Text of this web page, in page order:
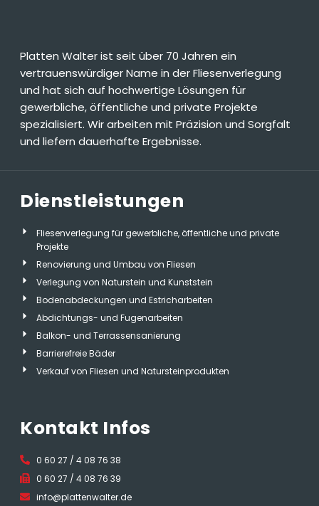
Platten Walter ist seit über 70 Jahren ein
vertrauenswürdiger Name in der Fliesenverlegung
und hat sich auf hochwertige Lösungen für
gewerbliche, öffentliche und private Projekte
spezialisiert. Wir arbeiten mit Präzision und Sorgfalt
und liefern dauerhafte Ergebnisse.
Dienstleistungen
Fliesenverlegung für gewerbliche, öffentliche und private
Projekte
Renovierung und Umbau von Fliesen
Verlegung von Naturstein und Kunststein
Bodenabdeckungen und Estricharbeiten
Abdichtungs- und Fugenarbeiten
Balkon- und Terrassensanierung
Barrierefreie Bäder
Verkauf von Fliesen und Natursteinprodukten
Kontakt Infos
0 60 27 / 4 08 76 38
0 60 27 / 4 08 76 39
info@plattenwalter.de